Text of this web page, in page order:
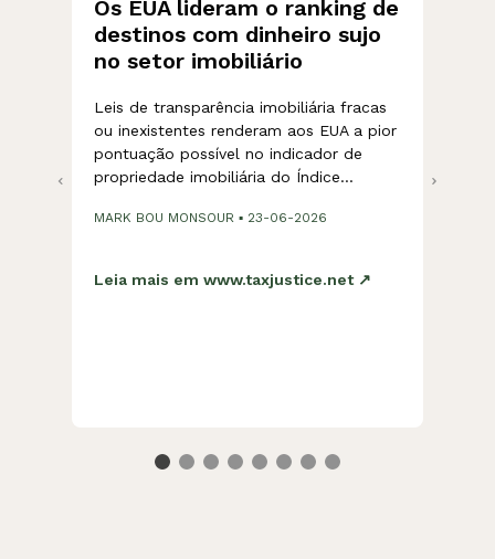
Os EUA lideram o ranking de
destinos com dinheiro sujo
no setor imobiliário
Leis de transparência imobiliária fracas
ou inexistentes renderam aos EUA a pior
pontuação possível no indicador de
propriedade imobiliária do Índice...
MARK BOU MONSOUR ▪ 23-06-2026
Leia mais em www.taxjustice.net ↗